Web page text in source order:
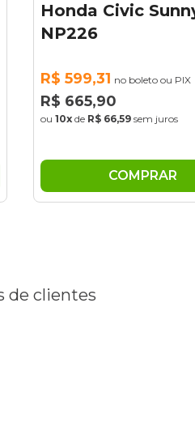
Honda Civic
NP226
R$ 599,31 no boleto ou PIX
R$ 665,90
ou 10x de R$ 66,59 sem juros
COMPRAR
de clientes